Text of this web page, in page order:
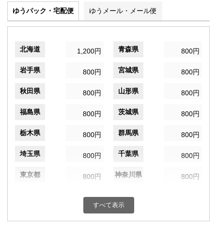
ゆうパック・宅配便 ゆうメール・メール便
北海道 1,200円 青森県 800円
岩手県 800円 宮城県 800円
秋田県 800円 山形県 800円
福島県 800円 茨城県 800円
栃木県 800円 群馬県 800円
埼玉県 800円 千葉県 800円
東京都 800円 神奈川県 800円
800円 富山県
すべて表示